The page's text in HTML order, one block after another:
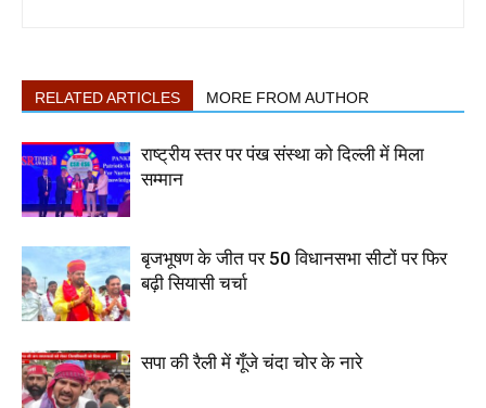
RELATED ARTICLES MORE FROM AUTHOR
राष्ट्रीय स्तर पर पंख संस्था को दिल्ली में मिला
सम्मान
बृजभूषण के जीत पर 50 विधानसभा सीटों पर फिर
बढ़ी सियासी चर्चा
सपा की रैली में गूँजे चंदा चोर के नारे